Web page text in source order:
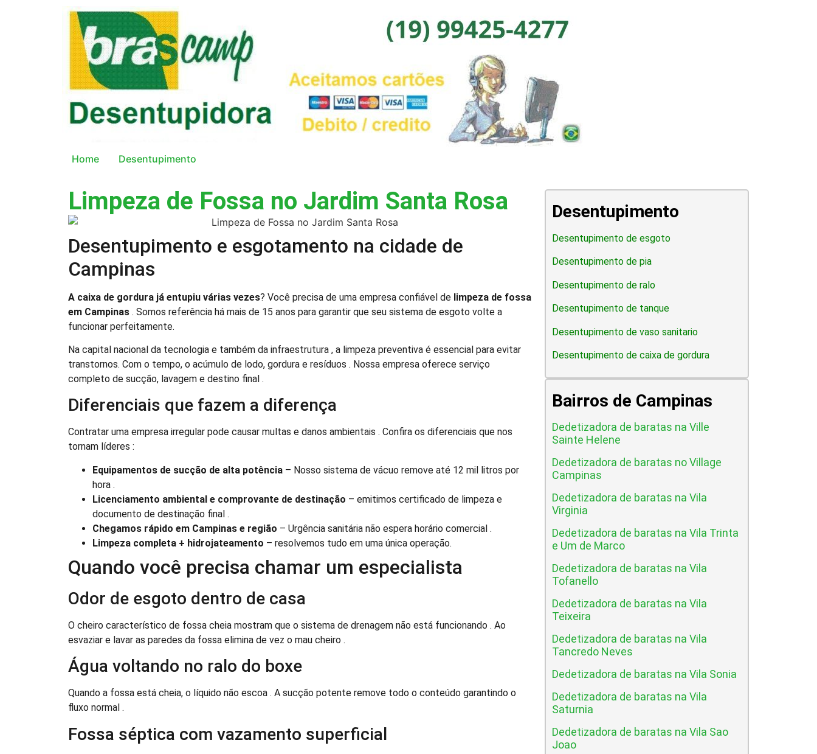
Home Desentupimento
Limpeza de Fossa no Jardim Santa Rosa
Desentupimento e esgotamento na cidade de
Campinas
A caixa de gordura já entupiu várias vezes? Você precisa de uma empresa confiável de limpeza de fossa
em Campinas . Somos referência há mais de 15 anos para garantir que seu sistema de esgoto volte a
funcionar perfeitamente.
Na capital nacional da tecnologia e também da infraestrutura , a limpeza preventiva é essencial para evitar
transtornos. Com o tempo, o acúmulo de lodo, gordura e resíduos . Nossa empresa oferece serviço
completo de sucção, lavagem e destino final .
Diferenciais que fazem a diferença
Contratar uma empresa irregular pode causar multas e danos ambientais . Confira os diferenciais que nos
tornam líderes :
Equipamentos de sucção de alta potência – Nosso sistema de vácuo remove até 12 mil litros por
hora .
Licenciamento ambiental e comprovante de destinação – emitimos certificado de limpeza e
documento de destinação final .
Chegamos rápido em Campinas e região – Urgência sanitária não espera horário comercial .
Limpeza completa + hidrojateamento – resolvemos tudo em uma única operação.
Quando você precisa chamar um especialista
Odor de esgoto dentro de casa
O cheiro característico de fossa cheia mostram que o sistema de drenagem não está funcionando . Ao
esvaziar e lavar as paredes da fossa elimina de vez o mau cheiro .
Água voltando no ralo do boxe
Quando a fossa está cheia, o líquido não escoa . A sucção potente remove todo o conteúdo garantindo o
fluxo normal .
Fossa séptica com vazamento superficial
Desentupimento
Desentupimento de esgoto
Desentupimento de pia
Desentupimento de ralo
Desentupimento de tanque
Desentupimento de vaso sanitario
Desentupimento de caixa de gordura
Bairros de Campinas
Dedetizadora de baratas na Ville
Sainte Helene
Dedetizadora de baratas no Village
Campinas
Dedetizadora de baratas na Vila
Virginia
Dedetizadora de baratas na Vila Trinta
e Um de Marco
Dedetizadora de baratas na Vila
Tofanello
Dedetizadora de baratas na Vila
Teixeira
Dedetizadora de baratas na Vila
Tancredo Neves
Dedetizadora de baratas na Vila Sonia
Dedetizadora de baratas na Vila
Saturnia
Dedetizadora de baratas na Vila Sao
Joao